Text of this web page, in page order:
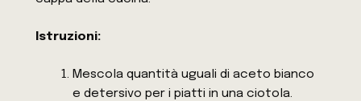
Istruzioni:
Mescola quantità uguali di aceto bianco
e detersivo per i piatti in una ciotola.